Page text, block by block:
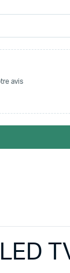
avis